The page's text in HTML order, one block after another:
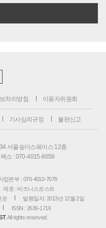
처리방침 이용자위원회
기사심의규정 불편신고
서울숲더스페이스 12층
팩스 : 070-4015-8658
업본부 : 070-4010-7078
제호 : 비즈니스포스트
운
발행일자: 2013년 12월 2일
ISSN : 2636-171X
. All rights reserved.